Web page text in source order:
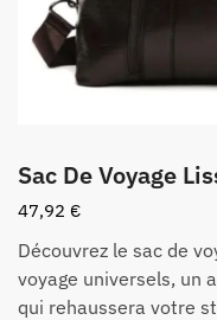
Sac De Voyage
47,92 €
Découvrez le sac de
voyage universels, un
qui rehaussera votre